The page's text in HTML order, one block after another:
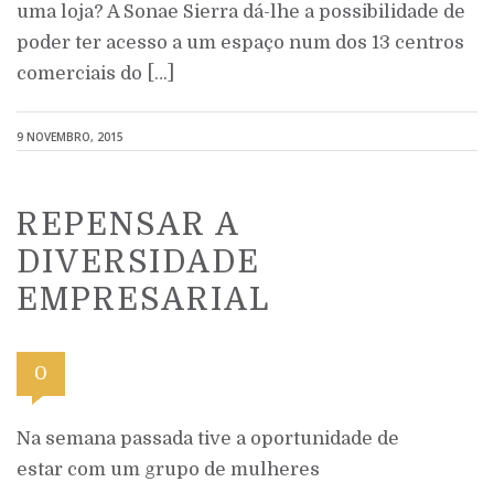
uma loja? A Sonae Sierra dá-lhe a possibilidade de
poder ter acesso a um espaço num dos 13 centros
comerciais do […]
9 NOVEMBRO, 2015
REPENSAR A
DIVERSIDADE
EMPRESARIAL
0
Na semana passada tive a oportunidade de
estar com um grupo de mulheres